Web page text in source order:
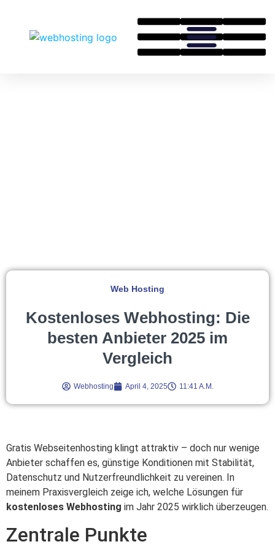
Web Hosting
Kostenloses Webhosting: Die
besten Anbieter 2025 im
Vergleich
Webhosting April 4, 2025 11:41 A.m.
Gratis Webseitenhosting klingt attraktiv – doch nur wenige
Anbieter schaffen es, günstige Konditionen mit Stabilität,
Datenschutz und Nutzerfreundlichkeit zu vereinen. In
meinem Praxisvergleich zeige ich, welche Lösungen für
kostenloses Webhosting im Jahr 2025 wirklich überzeugen.
Zentrale Punkte